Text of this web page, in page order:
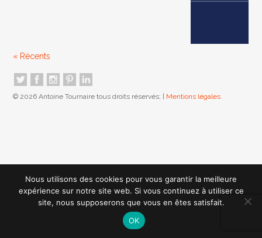
« Récents
© 2026 Antoine Tournaire tous droits réservés; | Mentions légales
Nous utilisons des cookies pour vous garantir la meilleure
expérience sur notre site web. Si vous continuez à utiliser ce
site, nous supposerons que vous en êtes satisfait.
OK